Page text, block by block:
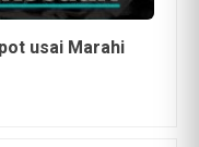
usai Marahi